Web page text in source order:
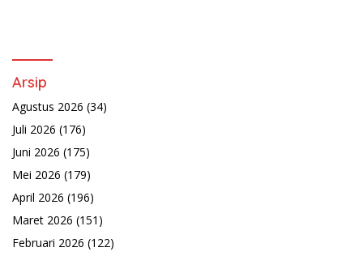
Arsip
Agustus 2026 (34)
Juli 2026 (176)
Juni 2026 (175)
Mei 2026 (179)
April 2026 (196)
Maret 2026 (151)
Februari 2026 (122)